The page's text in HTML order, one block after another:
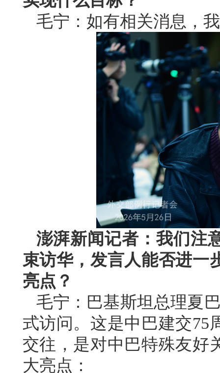
毛宁：如有相关消息，
澎湃新闻记者：我们注
束访华，发言人能否进一
亮点？
毛宁：巴基斯坦总理夏
式访问。这是中巴建交75
交往，是对中巴特殊友好
大亮点：